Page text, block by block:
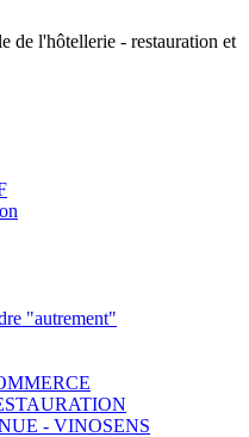
de l'hôtellerie - restauration et
"autrement"
- VINOSENS